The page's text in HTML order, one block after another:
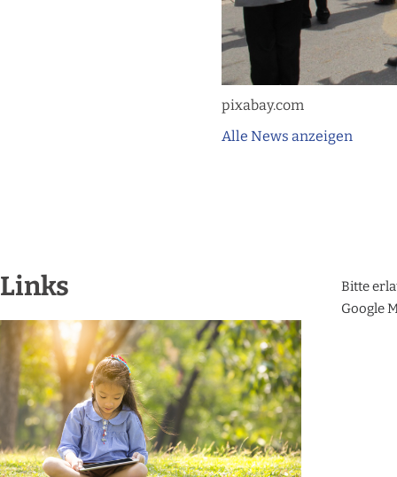
pixabay.com
Alle News anzeigen
Links
Bitte
Google